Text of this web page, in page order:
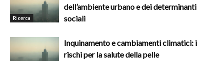
Ricerca
dell’ambiente urbano e dei determinanti
sociali
Inquinamento e cambiamenti climatici: i
rischi per la salute della pelle